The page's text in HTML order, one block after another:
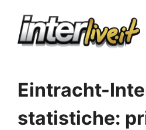
Eintracht-
statistiche: